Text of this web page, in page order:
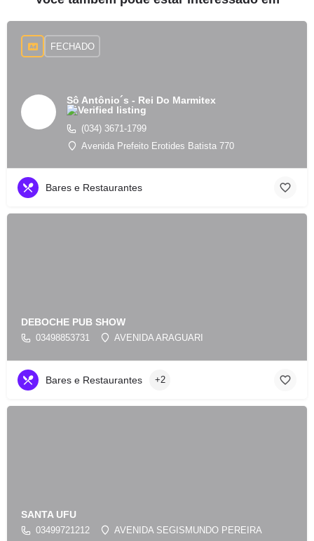
Sô Antônio´s - Rei Do Marmitex
(034) 3671-1799
Avenida Prefeito Erotides Batista 770
FECHADO
Bares e Restaurantes
DEBOCHE PUB SHOW
03498853731 AVENIDA ARAGUARI
Bares e Restaurantes +2
SANTA UFU
03499721212 AVENIDA SEGISMUNDO PEREIRA